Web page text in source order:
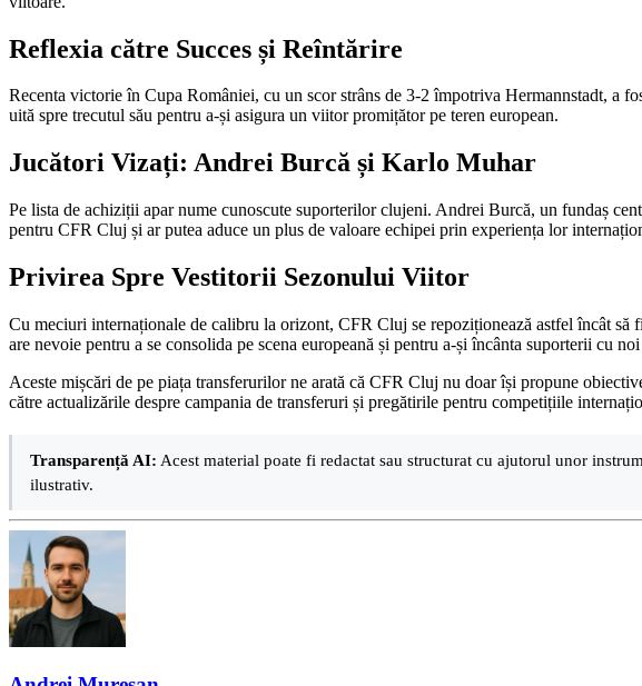
Reflexia către Succes și Reîntărire
Recenta victorie în Cupa României, cu un scor strâns de 3-2 împotriva Hermannstadt, a
uită spre trecutul său pentru a-și asigura un viitor promițător pe teren european.
Jucători Vizați: Andrei Burcă și Karlo Muhar
Pe lista de achiziții apar nume cunoscute suporterilor clujeni. Andrei Burcă, un fundaș
pentru CFR Cluj și ar putea aduce un plus de valoare echipei prin experiența lor
Privirea Spre Vestitorii Sezonului Viitor
Cu meciuri internaționale de calibru la orizont, CFR Cluj se repoziționează astfel încât să
are nevoie pentru a se consolida pe scena europeană și pentru a-și încânta suporterii cu noi
Aceste mișcări de pe piața transferurilor ne arată că CFR Cluj nu doar își propune
către actualizările despre campania de transferuri și pregătirile pentru competițiile
Transparență AI: Acest material poate fi redactat sau structurat cu ajutorul unor
ilustrativ.